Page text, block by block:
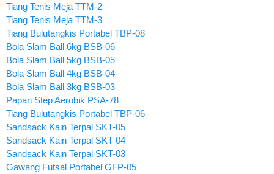
Tiang Tenis Meja TTM-2
Tiang Tenis Meja TTM-3
Tiang Bulutangkis Portabel TBP-08
Bola Slam Ball 6kg BSB-06
Bola Slam Ball 5kg BSB-05
Bola Slam Ball 4kg BSB-04
Bola Slam Ball 3kg BSB-03
Papan Step Aerobik PSA-78
Tiang Bulutangkis Portabel TBP-06
Sandsack Kain Terpal SKT-05
Sandsack Kain Terpal SKT-04
Sandsack Kain Terpal SKT-03
Gawang Futsal Portabel GFP-05